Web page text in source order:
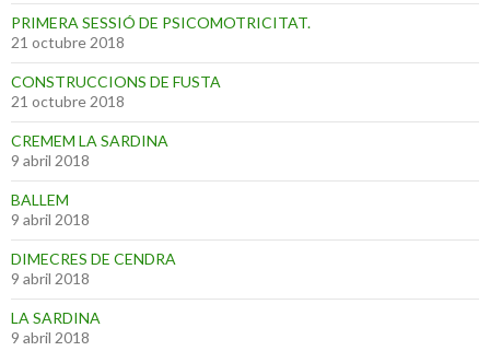
PRIMERA SESSIÓ DE PSICOMOTRICITAT.
21 octubre 2018
CONSTRUCCIONS DE FUSTA
21 octubre 2018
CREMEM LA SARDINA
9 abril 2018
BALLEM
9 abril 2018
DIMECRES DE CENDRA
9 abril 2018
LA SARDINA
9 abril 2018